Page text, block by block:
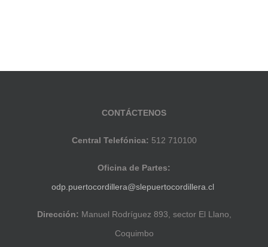
CONTÁCTENOS
Central Telefónica: 512 710100
Oficina de Partes:
odp.puertocordillera@slepuertocordillera.cl
Dirección: Manuel Rodríguez 893, sector El Llano,
Coquimbo